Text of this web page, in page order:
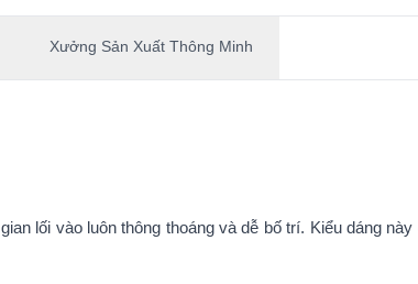
Xưởng Sản Xuất Thông Minh
lối vào luôn thông thoáng và dễ bố trí. Kiểu dáng